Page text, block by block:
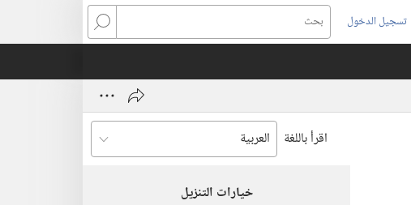
تسجيل الدخول
(يفتح
نافذة
بحث
اقرأ باللغة
خيارات التنزيل